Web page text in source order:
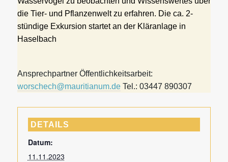
die Tier- und Pflanzenwelt zu erfahren. Die ca. 2-
stündige Exkursion startet an der Kläranlage in
Haselbach
Ansprechpartner Öffentlichkeitsarbeit:
worschech@mauritianum.deTel.: 03447 890307
DETAILS
Datum:
11.11.2023